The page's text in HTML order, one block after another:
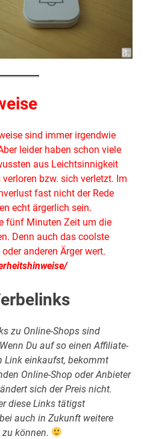
sind immer irgendwie
leider haben schon viele
aus Leichtsinnigkeit
bzw. sich verletzt. Im
fast nicht der Rede
echt ärgerlich sein.
fünf Minuten Zeit um die
Denn auch das coolste
anderen Ärger wert.
zu Online-Shops sind
Du auf so einen Affiliate-
Link einkaufst, bekommt
Online-Shop oder Anbieter
sich der Preis nicht.
diese Links tätigst
auch in Zukunft weitere
können.